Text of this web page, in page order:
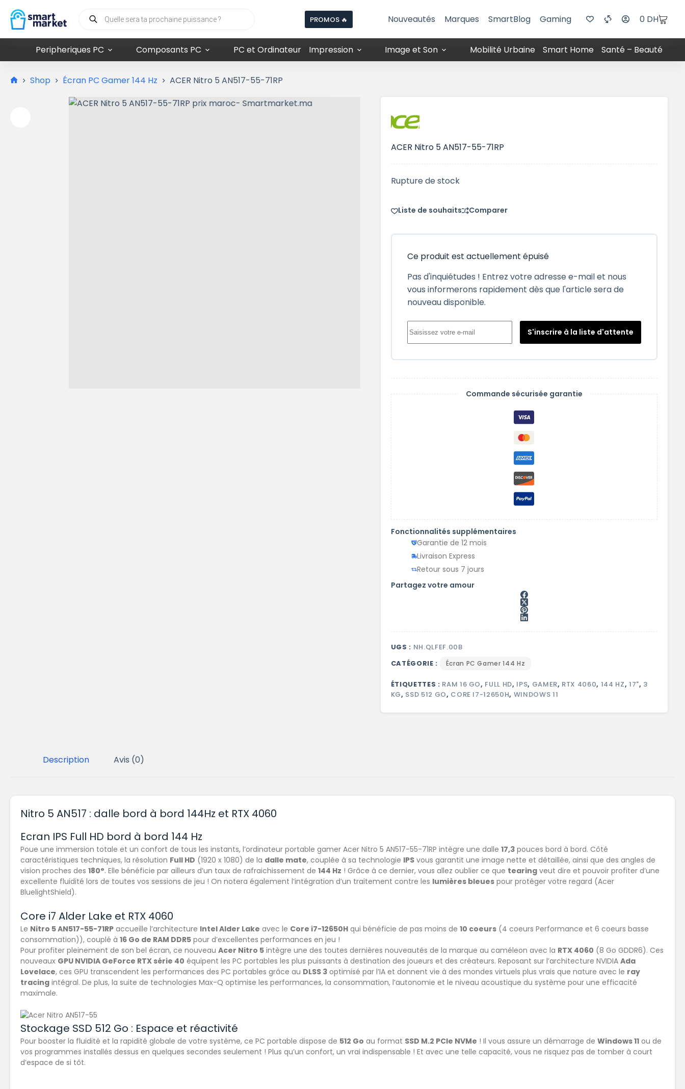
PROMOS 🔥 Nouveautés Marques SmartBlog Gaming 0 DH
Peripheriques PC Composants PC PC et Ordinateur Impression Image et Son Mobilité Urbaine Smart Home Santé – Beauté
Shop Écran PC Gamer 144 Hz ACER Nitro 5 AN517-55-71RP
ACER Nitro 5 AN517-55-71RP
Rupture de stock
Liste de souhaits Comparer
Ce produit est actuellement épuisé
Pas d'inquiétudes ! Entrez votre adresse e-mail et nous
vous informerons rapidement dès que l'article sera de
nouveau disponible.
S'inscrire à la liste d'attente
Commande sécurisée garantie
Fonctionnalités supplémentaires
Garantie de 12 mois
Livraison Express
Retour sous 7 jours
Partagez votre amour
UGS : NH.QLFEF.00B
CATÉGORIE :
Écran PC Gamer 144 Hz
ÉTIQUETTES : RAM 16 GO, FULL HD, IPS, GAMER, RTX 4060, 144 HZ, 17", 3
KG, SSD 512 GO, CORE I7-12650H, WINDOWS 11
Description Avis (0)
Nitro 5 AN517 : dalle bord à bord 144Hz et RTX 4060
Ecran IPS Full HD bord à bord 144 Hz
Poue une immersion totale et un confort de tous les instants, l’ordinateur portable gamer Acer Nitro 5 AN517-55-71RP intègre une dalle 17,3 pouces bord à bord. Côté
caractéristiques techniques, la résolution Full HD (1920 x 1080) de la dalle mate, couplée à sa technologie IPS vous garantit une image nette et détaillée, ainsi que des angles de
vision proches des 180°. Elle bénéficie par ailleurs d’un taux de rafraichissement de 144 Hz ! Grâce à ce dernier, vous allez oublier ce que tearing veut dire et pouvoir profiter d’une
excellente fluidité lors de toutes vos sessions de jeu ! On notera également l’intégration d’un traitement contre les lumières bleues pour protéger votre regard (Acer
BluelightShield).
Core i7 Alder Lake et RTX 4060
Le Nitro 5 AN517-55-71RP accueille l’architecture Intel Alder Lake avec le Core i7-12650H qui bénéficie de pas moins de 10 coeurs (4 coeurs Performance et 6 coeurs basse
consommation)), couplé à 16 Go de RAM DDR5 pour d’excellentes performances en jeu !
Pour profiter pleinement de son bel écran, ce nouveau Acer Nitro 5 intègre une des toutes dernières nouveautés de la marque au caméleon avec la RTX 4060 (8 Go GDDR6). Ces
nouveaux GPU NVIDIA GeForce RTX série 40 équipent les PC portables les plus puissants à destination des joueurs et des créateurs. Reposant sur l’architecture NVIDIA Ada
Lovelace, ces GPU transcendent les performances des PC portables grâce au DLSS 3 optimisé par l’IA et donnent vie à des mondes virtuels plus vrais que nature avec le ray
tracing intégral. De plus, la suite de technologies Max-Q optimise les performances, la consommation, l’autonomie et le niveau acoustique du système pour une efficacité
maximale.
Stockage SSD 512 Go : Espace et réactivité
Pour booster la fluidité et la rapidité globale de votre système, ce PC portable dispose de 512 Go au format SSD M.2 PCIe NVMe ! Il vous assure un démarrage de Windows 11 ou de
vos programmes installés dessus en quelques secondes seulement ! Plus qu’un confort, un vrai indispensable ! Et avec une telle capacité, vous ne risquez pas de tomber à court
d’espace de si tôt.